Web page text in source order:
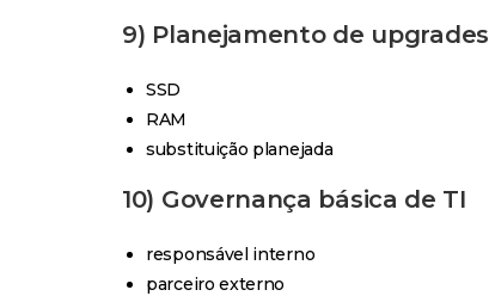
9) Planejamento de upgrades
SSD
RAM
substituição planejada
10) Governança básica de TI
responsável interno
parceiro externo